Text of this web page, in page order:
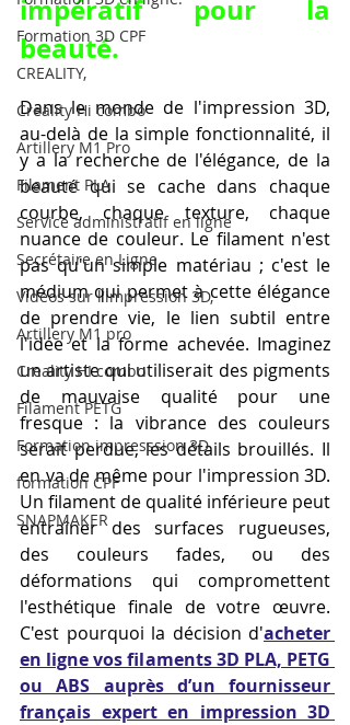
Formation 3D CPF
CREALITY,
Creality Hi combo
Artillery M1 Pro
Filament PLA
Service administratif en ligne
Secrétaire en Ligne
Vidéos sur l'impression 3D,
Artillery M1 pro
Creality HI combo
Filament PETG
Formation impresssion 3D
formation CPF
SNAPMAKER
impératif pour la
beauté.
Dans le monde de l'impression 3D,
au-delà de la simple fonctionnalité, il
y a la recherche de l'élégance, de la
beauté qui se cache dans chaque
courbe, chaque texture, chaque
nuance de couleur. Le filament n'est
pas qu'un simple matériau ; c'est le
médium qui permet à cette élégance
de prendre vie, le lien subtil entre
l'idée et la forme achevée. Imaginez
un artiste qui utiliserait des pigments
de mauvaise qualité pour une
fresque : la vibrance des couleurs
serait perdue, les détails brouillés. Il
en va de même pour l'impression 3D.
Un filament de qualité inférieure peut
entraîner des surfaces rugueuses,
des couleurs fades, ou des
déformations qui compromettent
l'esthétique finale de votre œuvre.
C'est pourquoi la décision d'acheter
en ligne vos filaments 3D PLA, PETG
ou ABS auprès d’un fournisseur
français expert en impression 3D